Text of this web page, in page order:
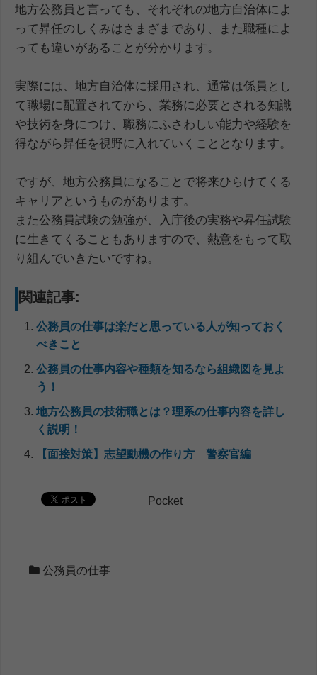
地方公務員と言っても、それぞれの地方自治体によ
って昇任のしくみはさまざまであり、また職種によ
っても違いがあることが分かります。
実際には、地方自治体に採用され、通常は係員とし
て職場に配置されてから、業務に必要とされる知識
や技術を身につけ、職務にふさわしい能力や経験を
得ながら昇任を視野に入れていくこととなります。
ですが、地方公務員になることで将来ひらけてくる
キャリアというものがあります。
また公務員試験の勉強が、入庁後の実務や昇任試験
に生きてくることもありますので、熱意をもって取
り組んでいきたいですね。
関連記事:
公務員の仕事は楽だと思っている人が知っておく
べきこと
公務員の仕事内容や種類を知るなら組織図を見よ
う！
地方公務員の技術職とは？理系の仕事内容を詳し
く説明！
【面接対策】志望動機の作り方 警察官編
Pocket
公務員の仕事